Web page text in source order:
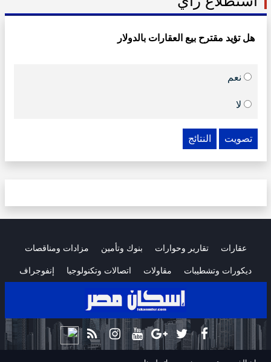
هل تؤيد مقترح بيع العقارات بالدولار
نعم
لا
تصويت النتائج
عقارات تقارير وحوارات بنوك وتأمين مزادات ومناقصات
ديكورات وتشطيبات مقاولات اتصالات وتكنولوجيا إنفوجراف